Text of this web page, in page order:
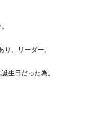
、リーダー。
生日だった為。